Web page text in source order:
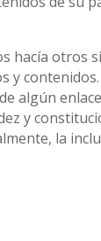
hacía otros
contenidos.
algún
y
la